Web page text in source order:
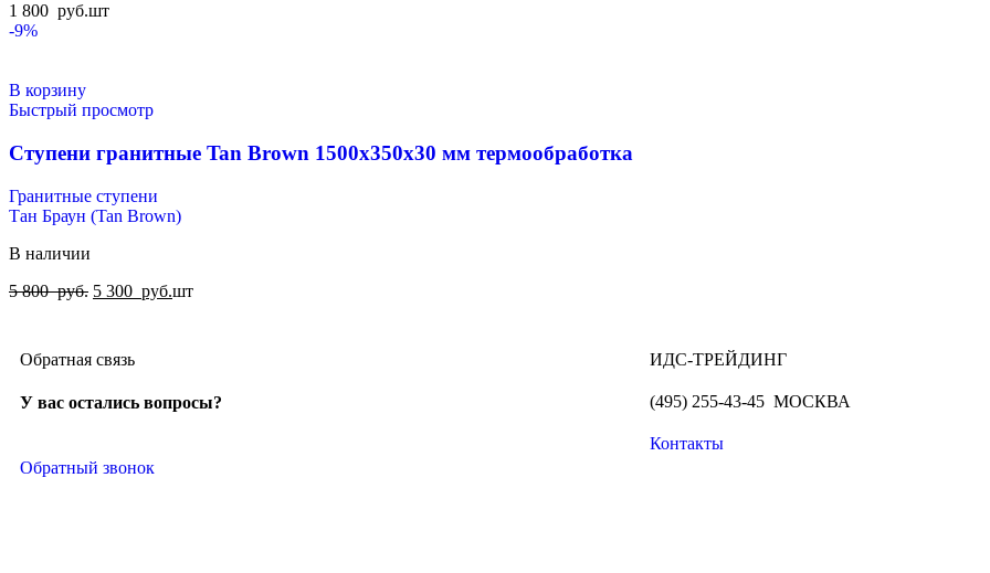
1 800 руб.шт
-9%
В корзину
Быстрый просмотр
Ступени гранитные Tan Brown 1500x350x30 мм термообработка
Гранитные ступени
Тан Браун (Tan Brown)
В наличии
5 800руб. 5 300 руб.шт
Обратная связь
У вас остались вопросы?
Обратный звонок
ИДС-ТРЕЙДИНГ
(495) 255-43-45 МОСКВА
Контакты